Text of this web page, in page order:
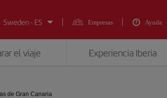
Sweden - ES
Empresas Ayuda
el viaje Experiencia Iberia
de Gran Canaria